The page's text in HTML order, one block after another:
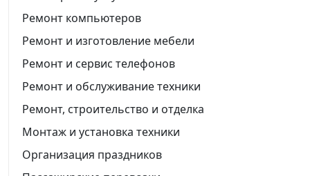
Ремонт компьютеров
Ремонт и изготовление мебели
Ремонт и сервис телефонов
Ремонт и обслуживание техники
Ремонт, строительство и отделка
Монтаж и установка техники
Организация праздников